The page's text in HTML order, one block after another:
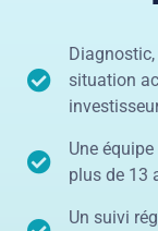
situation
Une
plus de 13
Un suivi